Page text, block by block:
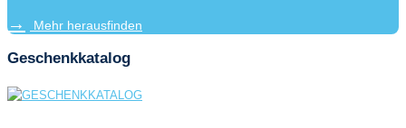
Mehr herausfinden
Geschenkkatalog